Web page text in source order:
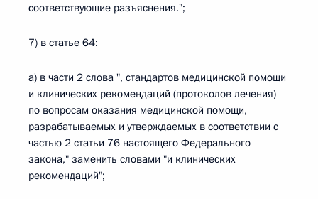
соответствующие разъяснения.";
7) в статье 64:
а) в части 2 слова ", стандартов медицинской помощи
и клинических рекомендаций (протоколов лечения)
по вопросам оказания медицинской помощи,
разрабатываемых и утверждаемых в соответствии с
частью 2 статьи 76 настоящего Федерального
закона," заменить словами "и клинических
рекомендаций";